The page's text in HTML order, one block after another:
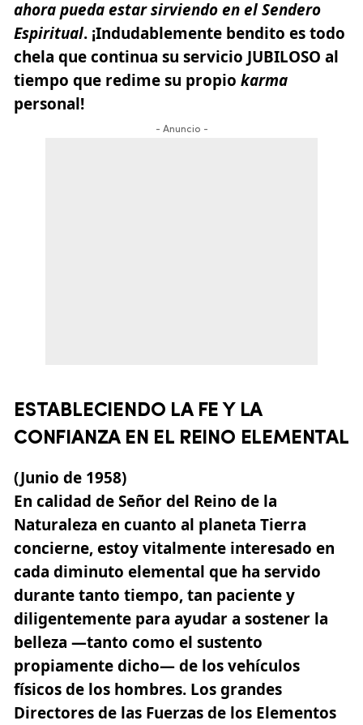
ahora pueda estar sirviendo en el Sendero
Espiritual. ¡Indudablemente bendito es todo
chela que continua su servicio JUBILOSO al
tiempo que redime su propio karma
personal!
- Anuncio -
ESTABLECIENDO LA FE Y LA
CONFIANZA EN EL REINO ELEMENTAL
(Junio de 1958)
En calidad de Señor del Reino de la
Naturaleza en cuanto al planeta Tierra
concierne, estoy vitalmente interesado en
cada diminuto elemental que ha servido
durante tanto tiempo, tan paciente y
diligentemente para ayudar a sostener la
belleza —tanto como el sustento
propiamente dicho— de los vehículos
físicos de los hombres. Los grandes
Directores de las Fuerzas de los Elementos